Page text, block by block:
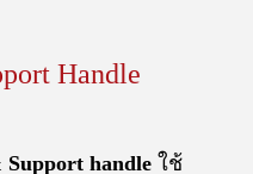
Handle
handle ใช้